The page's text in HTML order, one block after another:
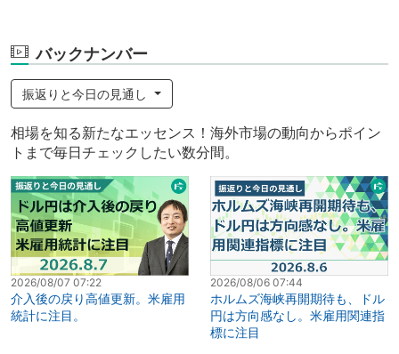
バックナンバー
振返りと今日の見通し
相場を知る新たなエッセンス！海外市場の動向からポイン
トまで毎日チェックしたい数分間。
2026/08/07 07:22
介入後の戻り高値更新。米雇用
統計に注目。
2026/08/06 07:44
ホルムズ海峡再開期待も、ドル
円は方向感なし。米雇用関連指
標に注目